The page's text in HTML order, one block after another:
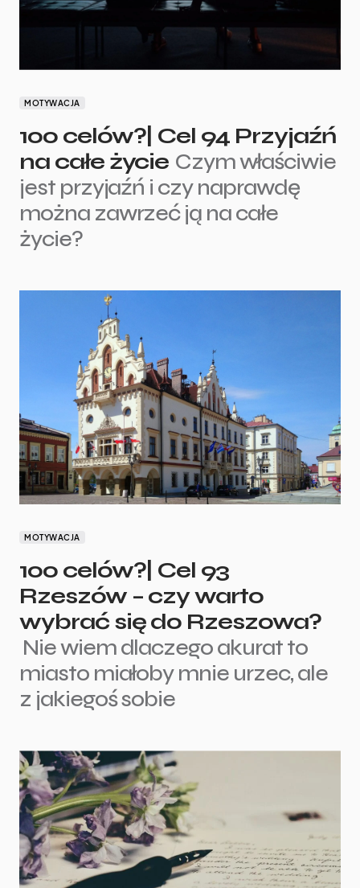
MOTYWACJA
100 celów?| Cel 94 Przyjaźń
na całe życie Czym właściwie
jest przyjaźń i czy naprawdę
można zawrzeć ją na całe
życie?
MOTYWACJA
100 celów?| Cel 93
Rzeszów – czy warto
wybrać się do Rzeszowa?
Nie wiem dlaczego akurat to
miasto miałoby mnie urzec, ale
z jakiegoś sobie